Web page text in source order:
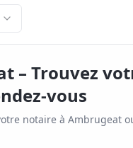
– Trouvez
vous
notaire à Ambrugeat